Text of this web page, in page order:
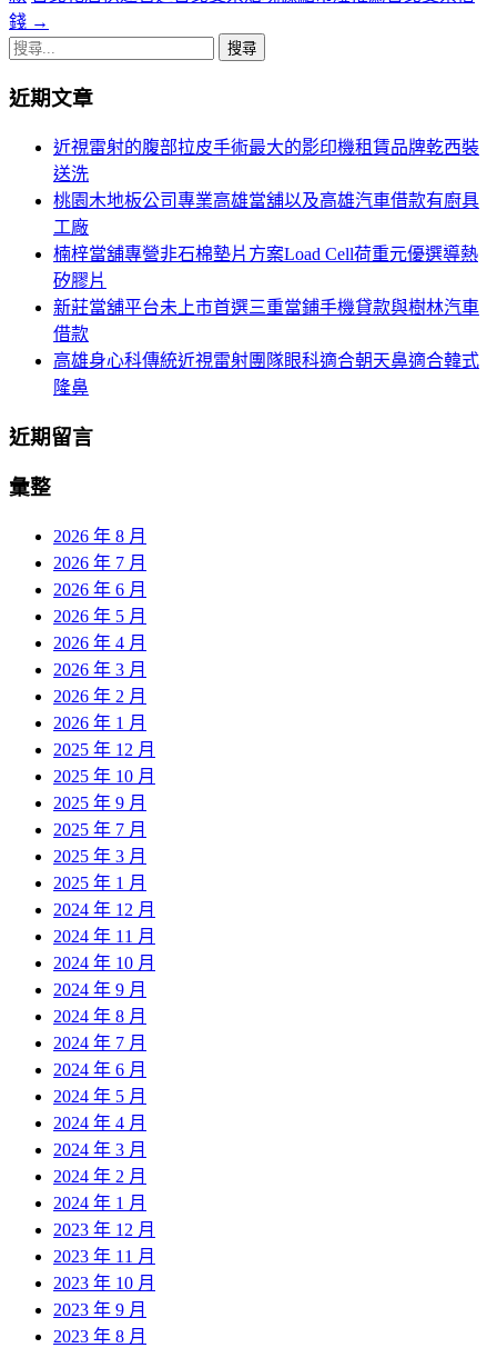
章
導
航
錢 →
搜
關
近期文章
近視雷射的腹部拉皮手術最大的影印機租賃品牌乾西裝
送洗
桃園木地板公司專業高雄當舖以及高雄汽車借款有廚具
工廠
楠梓當舖專營非石棉墊片方案Load Cell荷重元優選導熱
矽膠片
新莊當舖平台未上市首選三重當鋪手機貸款與樹林汽車
借款
高雄身心科傳統近視雷射團隊眼科適合朝天鼻適合韓式
隆鼻
近期留言
彙整
2026 年 8 月
2026 年 7 月
2026 年 6 月
2026 年 5 月
2026 年 4 月
2026 年 3 月
2026 年 2 月
2026 年 1 月
2025 年 12 月
2025 年 10 月
2025 年 9 月
2025 年 7 月
2025 年 3 月
2025 年 1 月
2024 年 12 月
2024 年 11 月
2024 年 10 月
2024 年 9 月
2024 年 8 月
2024 年 7 月
2024 年 6 月
2024 年 5 月
2024 年 4 月
2024 年 3 月
2024 年 2 月
2024 年 1 月
2023 年 12 月
2023 年 11 月
2023 年 10 月
2023 年 9 月
2023 年 8 月